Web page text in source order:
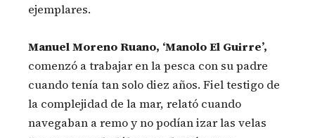
ejemplares.
Manuel Moreno Ruano, ‘Manolo El Guirre’,
comenzó a trabajar en la pesca con su padre
cuando tenía tan solo diez años. Fiel testigo de
la complejidad de la mar, relató cuando
navegaban a remo y no podían izar las velas